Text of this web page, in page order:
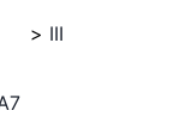
III